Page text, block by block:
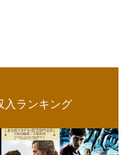
入ランキング